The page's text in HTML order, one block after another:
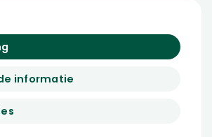
informatie